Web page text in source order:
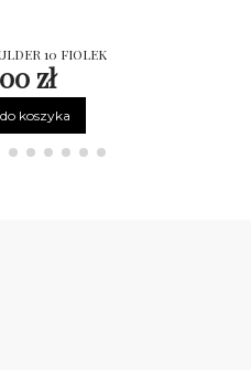
10 FIOLEK
zł
koszyka